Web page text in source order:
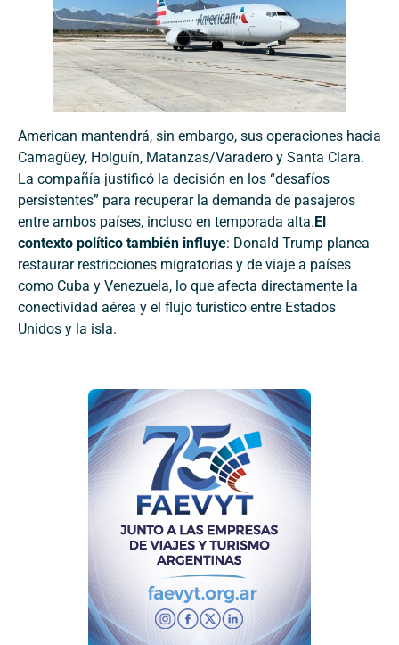
American mantendrá, sin embargo, sus operaciones hacia
Camagüey, Holguín, Matanzas/Varadero y Santa Clara.
La compañía justificó la decisión en los “desafíos
persistentes” para recuperar la demanda de pasajeros
entre ambos países, incluso en temporada alta. El
contexto político también influye: Donald Trump planea
restaurar restricciones migratorias y de viaje a países
como Cuba y Venezuela, lo que afecta directamente la
conectividad aérea y el flujo turístico entre Estados
Unidos y la isla.